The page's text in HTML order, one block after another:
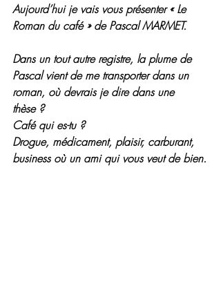
Aujourd’hui je vais vous présenter « Le
Roman du café » de Pascal MARMET.
Dans un tout autre registre, la plume de
Pascal vient de me transporter dans un
roman, où devrais je dire dans une
thèse ?
Café qui es-tu ?
Drogue, médicament, plaisir, carburant,
business où un ami qui vous veut de bien.